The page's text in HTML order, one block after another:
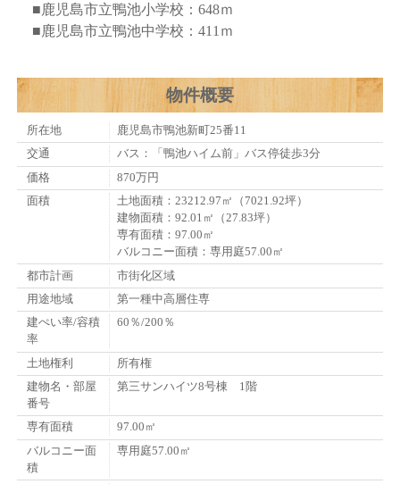
■鹿児島市立鴨池小学校：648ｍ
■鹿児島市立鴨池中学校：411ｍ
物件概要
所在地
鹿児島市鴨池新町25番11
交通
バス：「鴨池ハイム前」バス停徒歩3分
価格
870万円
面積
土地面積：23212.97㎡（7021.92坪）
建物面積：92.01㎡（27.83坪）
専有面積：97.00㎡
バルコニー面積：専用庭57.00㎡
都市計画
市街化区域
用途地域
第一種中高層住専
建ぺい率/容積
率
60％/200％
土地権利
所有権
建物名・部屋
番号
第三サンハイツ8号棟 1階
専有面積
97.00㎡
バルコニー面
積
専用庭57.00㎡